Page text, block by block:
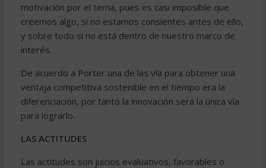
motivación por el tema, pues es casi imposible que
creemos algo, si no estamos consientes antes de ello,
y sobre todo si no está dentro de nuestro marco de
interés.
De acuerdo a Porter una de las vía para obtener una
ventaja competitiva sostenible en el tiempo era la
diferenciación, por tanto la innovación será la única vía
para lograrlo.
LAS ACTITUDES
Las actitudes son juicios evaluativos, favorables o